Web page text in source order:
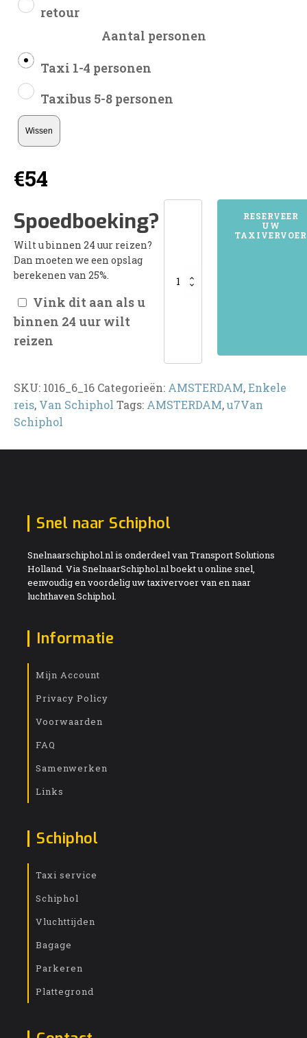
retour
Aantal personen
Taxi 1-4 personen
Taxibus 5-8 personen
Wissen
€54
Spoedboeking?
Wilt u binnen 24 uur reizen?
Dan moeten we een opslag
berekenen van 25%.
Vink dit aan als u
binnen 24 uur wilt
reizen
1016AMSTERDAM
RESERVEER
UW
TAXIVERVOER
SKU: 1016_6_16 Categorieën: AMSTERDAM,Enkele
reis, Van Schiphol Tags: AMSTERDAM,u7Van
Schiphol
Snel naar Schiphol
Snelnaarschiphol.nl is onderdeel van Transport Solutions
Holland. Via SnelnaarSchiphol.nl boekt u online snel,
eenvoudig en voordelig uw taxivervoer van en naar
luchthaven Schiphol.
Informatie
Mijn Account
Privacy Policy
Voorwaarden
FAQ
Samenwerken
Links
Schiphol
Taxi service
Schiphol
Vluchttijden
Bagage
Parkeren
Plattegrond